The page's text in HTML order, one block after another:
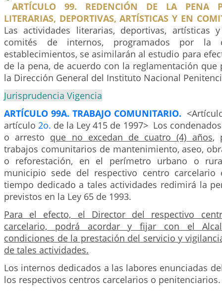
ARTÍCULO 99. REDENCIÓN DE LA PENA
LITERARIAS, DEPORTIVAS, ARTÍSTICAS Y EN
Las actividades literarias, deportivas, artísticas
comités de internos, programados por la
establecimientos, se asimilarán al estudio para
de la pena, de acuerdo con la reglamentación que
la Dirección General del Instituto Nacional
Jurisprudencia Vigencia
ARTÍCULO 99A. TRABAJO COMUNITARIO.
artículo2o. de la Ley 415 de 1997> Los
o arresto que no excedan de cuatro (4) años,
trabajos comunitarios de mantenimiento, aseo,
o reforestación, en el perímetro urbano o
municipio sede del respectivo centro carcelario
tiempo dedicado a tales actividades redimirá la
previstos en la Ley 65 de 1993.
Para el efecto, el Director del respectivo
carcelario, podrá acordar y fijar con el
condiciones de la prestación del servicio y
de tales actividades.
Los internos dedicados a las labores enunciadas
los respectivos centros carcelarios o penitenciarios.